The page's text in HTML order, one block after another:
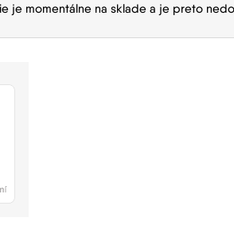
je momentálne na sklade a je preto